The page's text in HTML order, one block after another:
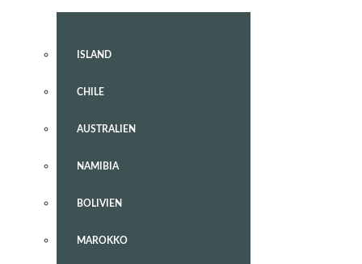
ISLAND
CHILE
AUSTRALIEN
NAMIBIA
BOLIVIEN
MAROKKO